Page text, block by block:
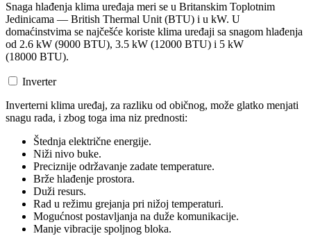
Snaga hlađenja klima uređaja meri se u Britanskim Toplotnim
Jedinicama — British Thermal Unit (BTU) i u kW. U
domaćinstvima se najčešće koriste klima uređaji sa snagom hlađenja
od 2.6 kW (9000 BTU), 3.5 kW (12000 BTU) i 5 kW
(18000 BTU).
Inverter
Inverterni klima uređaj, za razliku od običnog, može glatko menjati
snagu rada, i zbog toga ima niz prednosti:
Štednja električne energije.
Niži nivo buke.
Preciznije održavanje zadate temperature.
Brže hlađenje prostora.
Duži resurs.
Rad u režimu grejanja pri nižoj temperaturi.
Mogućnost postavljanja na duže komunikacije.
Manje vibracije spoljnog bloka.